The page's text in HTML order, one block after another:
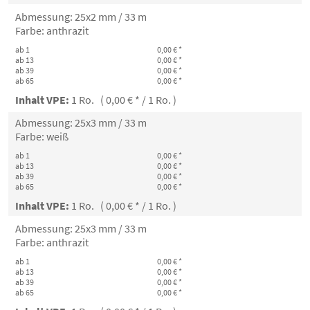
Abmessung: 25x2 mm / 33 m
Farbe: anthrazit
ab 1
0,00 € *
ab 13
0,00 € *
ab 39
0,00 € *
ab 65
0,00 € *
Inhalt VPE: 1 Ro. ( 0,00 € * / 1 Ro. )
Abmessung: 25x3 mm / 33 m
Farbe: weiß
ab 1
0,00 € *
ab 13
0,00 € *
ab 39
0,00 € *
ab 65
0,00 € *
Inhalt VPE: 1 Ro. ( 0,00 € * / 1 Ro. )
Abmessung: 25x3 mm / 33 m
Farbe: anthrazit
ab 1
0,00 € *
ab 13
0,00 € *
ab 39
0,00 € *
ab 65
0,00 € *